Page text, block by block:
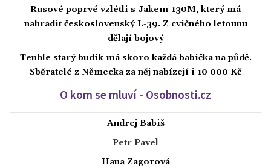
Rusové poprvé vzlétli s Jakem-130M, který má
nahradit československý L-39. Z cvičného letounu
dělají bojový
Tenhle starý budík má skoro každá babička na půdě.
Sběratelé z Německa za něj nabízejí i 10 000 Kč
O kom se mluví - Osobnosti.cz
Andrej Babiš
Petr Pavel
Hana Zagorová